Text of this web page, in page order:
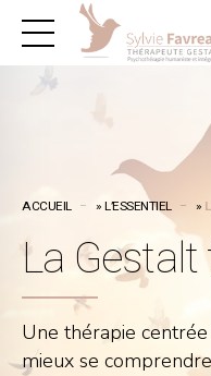
ACCUEIL » L’ESSENTIEL »
La Gestalt
Une thérapie
mieux se
Panneau de gestion des